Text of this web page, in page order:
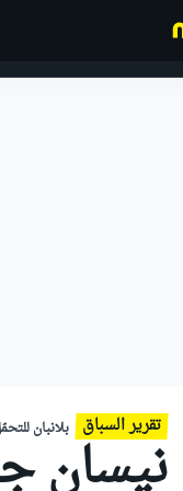
تقرير السباق بلانبان
نيسان